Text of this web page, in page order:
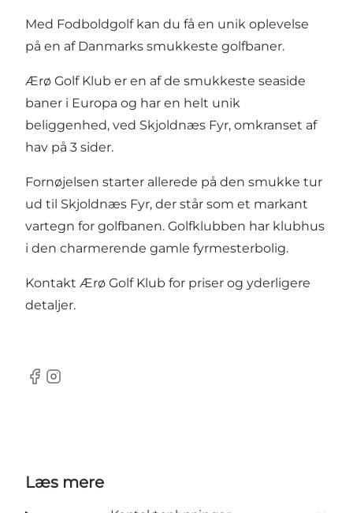
Med Fodboldgolf kan du få en unik oplevelse
på en af Danmarks smukkeste golfbaner.
Ærø Golf Klub er en af de smukkeste seaside
baner i Europa og har en helt unik
beliggenhed, ved Skjoldnæs Fyr, omkranset af
hav på 3 sider.
Fornøjelsen starter allerede på den smukke tur
ud til Skjoldnæs Fyr, der står som et markant
vartegn for golfbanen. Golfklubben har klubhus
i den charmerende gamle fyrmesterbolig.
Kontakt Ærø Golf Klub for priser og yderligere
detaljer.
Facebook
Instagram
Læs mere